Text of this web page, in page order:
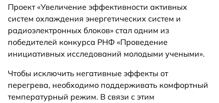
Проект «Увеличение эффективности активных
систем охлаждения энергетических систем и
радиоэлектронных блоков» стал одним из
победителей конкурса РНФ «Проведение
инициативных исследований молодыми учеными».
Чтобы исключить негативные эффекты от
перегрева, необходимо поддерживать комфортный
температурный режим. В связи с этим